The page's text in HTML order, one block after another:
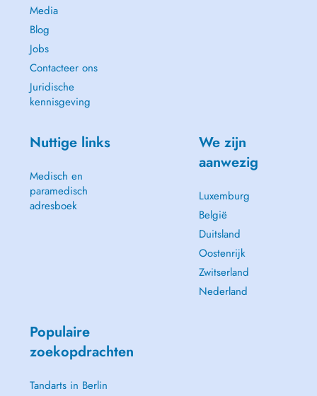
Media
Blog
Jobs
Contacteer ons
Juridische
kennisgeving
Nuttige links
Medisch en
paramedisch
adresboek
We zijn
aanwezig
Luxemburg
België
Duitsland
Oostenrijk
Zwitserland
Nederland
Populaire
zoekopdrachten
Tandarts in Berlin